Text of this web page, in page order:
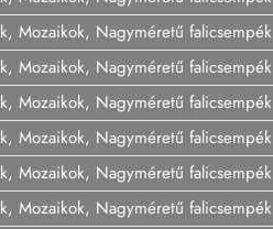
Mozaikok, Nagyméretű falicsempék
Mozaikok, Nagyméretű falicsempék
Mozaikok, Nagyméretű falicsempék
Mozaikok, Nagyméretű falicsempék
Mozaikok, Nagyméretű falicsempék
Mozaikok, Nagyméretű falicsempék